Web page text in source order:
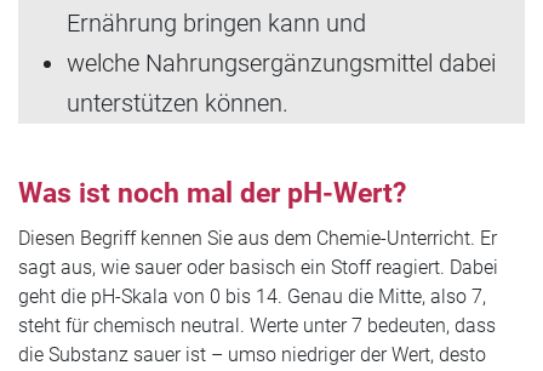
Ernährung bringen kann und
welche Nahrungsergänzungsmittel dabei
unterstützen können.
Was ist noch mal der pH-Wert?
Diesen Begriff kennen Sie aus dem Chemie-Unterricht. Er
sagt aus, wie sauer oder basisch ein Stoff reagiert. Dabei
geht die pH-Skala von 0 bis 14. Genau die Mitte, also 7,
steht für chemisch neutral. Werte unter 7 bedeuten, dass
die Substanz sauer ist – umso niedriger der Wert, desto